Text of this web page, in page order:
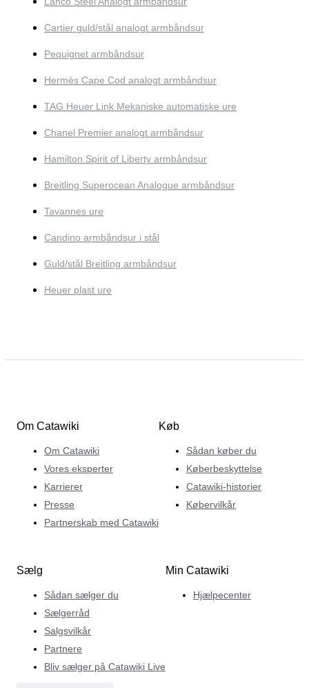
Cartier guld/stål analogt armbåndsur
Pequignet armbåndsur
Hermès Cape Cod analogt armbåndsur
TAG Heuer Link Mekaniske automatiske ure
Chanel Premier analogt armbåndsur
Hamilton Spirit of Liberty armbåndsur
Breitling Superocean Analogue armbåndsur
Tavannes ure
Candino armbåndsur i stål
Guld/stål Breitling armbåndsur
Heuer plast ure
Om Catawiki
Om Catawiki
Vores eksperter
Karrierer
Presse
Partnerskab med Catawiki
Køb
Sådan køber du
Køberbeskyttelse
Catawiki-historier
Købervilkår
Sælg
Sådan sælger du
Sælgerråd
Salgsvilkår
Partnere
Bliv sælger på Catawiki Live
Min Catawiki
Hjælpecenter